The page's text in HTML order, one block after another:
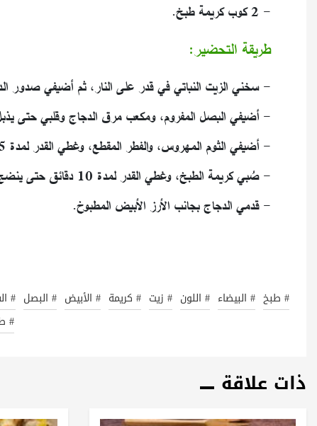
- 2 كوب كريمة طبخ.
طريقة التحضير:
- سخني الزيت النباتي في قدر على النار، ثم أضيفي صدور
- أضيفي البصل المفروم، ومكعب مرق الدجاج وقلبي حتى
- أضيفي الثوم المهروس، والفطر المقطع، وغطي القدر لمدة 5 دقائق حتى ينضج الفطر.
- صُبي كريمة الطبخ، وغطي القدر لمدة 10 دقائق حتى ينضج الدجاج بشكل كامل وتتسبك الصلصة البيضاء.
- قدمي الدجاج بجانب الأرز الأبيض المطبوخ.
# طبخ # البيضاء # اللون # زيت # كريمة # الأبيض # البصل #
#
ذات علاقة